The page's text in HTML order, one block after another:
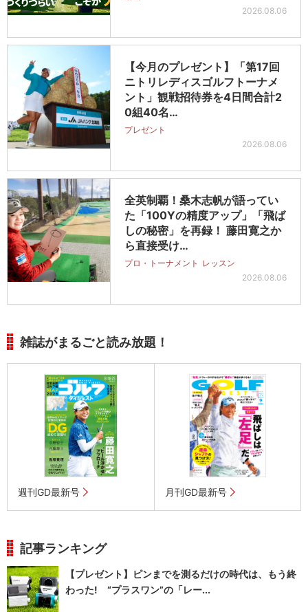
2026.08.06
【今月のプレゼント】「第17回
ニトリレディスゴルフトーナメ
ント」観戦招待券を4日間合計2
0組40名…
プレゼント
2026.08.06
全英制覇！桑木志帆が語ってい
た「100Yの精度アップ」「飛ば
しの秘密」を再録！ 藤田寛之か
ら直接受け…
プロ・トーナメント レッスン
2026.08.06
雑誌がまるごと読み放題！
週刊GD最新号 月刊GD最新号
記事ランキング
【プレゼント】ピンまでを測るだけの時代は、もう終
わった! “プラスワン”の「レー...